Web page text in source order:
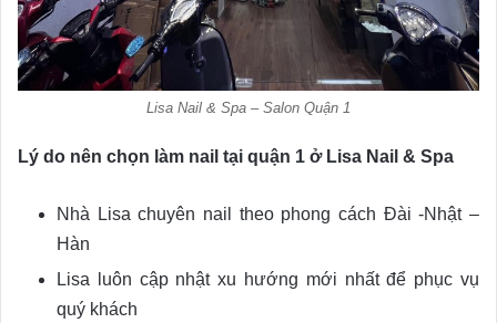
Lisa Nail & Spa – Salon Quận 1
Lý do nên chọn làm nail tại quận 1 ở Lisa Nail & Spa
Nhà Lisa chuyên nail theo phong cách Đài -Nhật –
Hàn
Lisa luôn cập nhật xu hướng mới nhất để phục vụ
quý khách